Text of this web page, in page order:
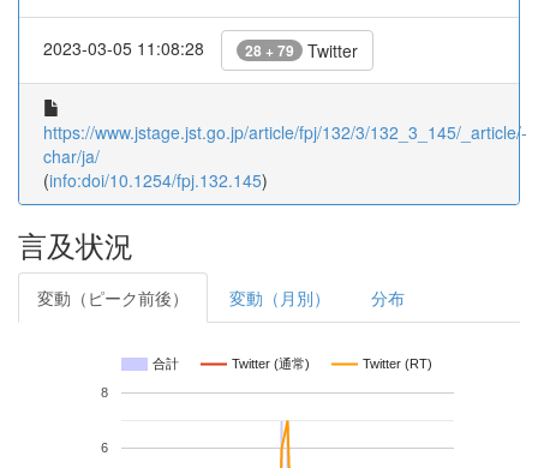
2023-03-05 11:08:28 28 + 79 Twitter
https://www.jstage.jst.go.jp/article/fpj/132/3/132_3_145/_article/-
char/ja/
(info:doi/10.1254/fpj.132.145)
言及状況
変動（ピーク前後） 変動（月別） 分布
合計 Twitter (通常) Twitter (RT)
6
8